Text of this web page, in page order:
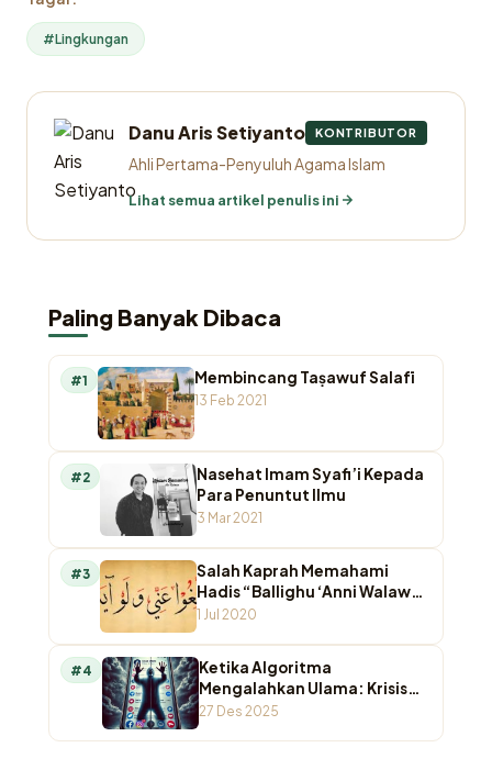
#Lingkungan
Danu Aris Setiyanto KONTRIBUTOR
Ahli Pertama-Penyuluh Agama Islam
Lihat semua artikel penulis ini
Paling Banyak Dibaca
#1 Membincang Taṣawuf Salafī
13 Feb 2021
#2
Nasehat Imam Syafi’i Kepada
Para Penuntut Ilmu
3 Mar 2021
#3
Salah Kaprah Memahami
Hadis “Ballighu ‘Anni Walaw
Ayah”
1 Jul 2020
#4
Ketika Algoritma
Mengalahkan Ulama: Krisis
Otoritas Keagamaan di
27 Des 2025